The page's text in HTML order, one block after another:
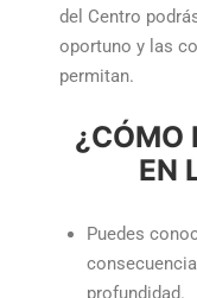
del Centro
oportuno y las
permitan.
¿CÓMO
EN
Puedes
profundidad.